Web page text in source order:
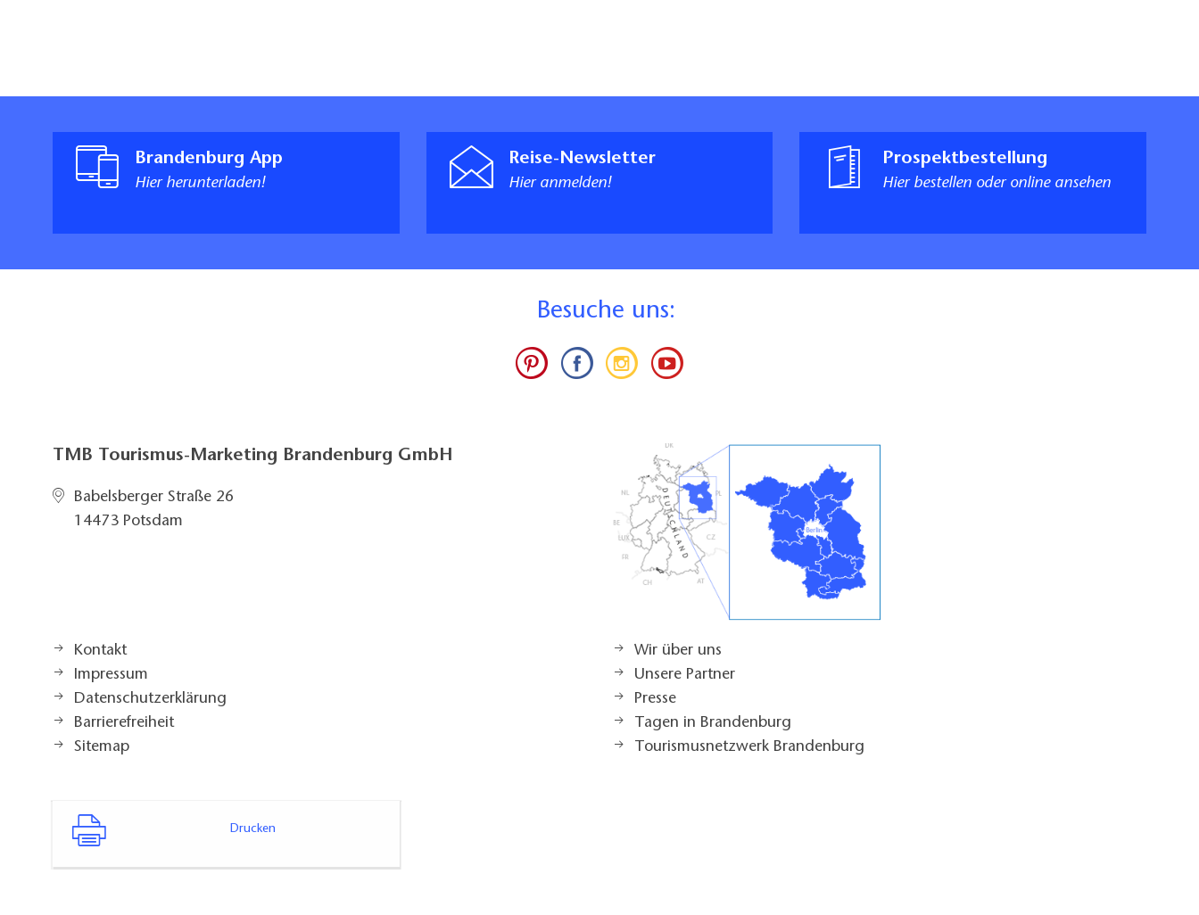
Brandenburg App
Hier herunterladen!
Reise-Newsletter
Hier anmelden!
Prospektbestellung
Hier bestellen oder online ansehen
Besuche uns:
TMB Tourismus-Marketing Brandenburg GmbH
Babelsberger Straße 26
14473 Potsdam
Kontakt
Impressum
Datenschutzerklärung
Barrierefreiheit
Sitemap
Wir über uns
Unsere Partner
Presse
Tagen in Brandenburg
Tourismusnetzwerk Brandenburg
Drucken